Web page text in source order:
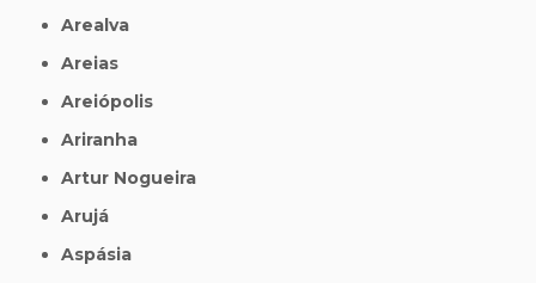
Arealva
Areias
Areiópolis
Ariranha
Artur Nogueira
Arujá
Aspásia